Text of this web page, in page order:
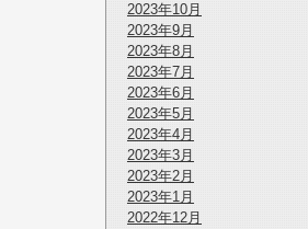
2023年10月
2023年9月
2023年8月
2023年7月
2023年6月
2023年5月
2023年4月
2023年3月
2023年2月
2023年1月
2022年12月